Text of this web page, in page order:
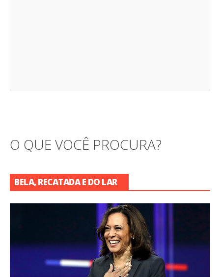
O QUE VOCÊ PROCURA?
BELA, RECATADA E DO LAR